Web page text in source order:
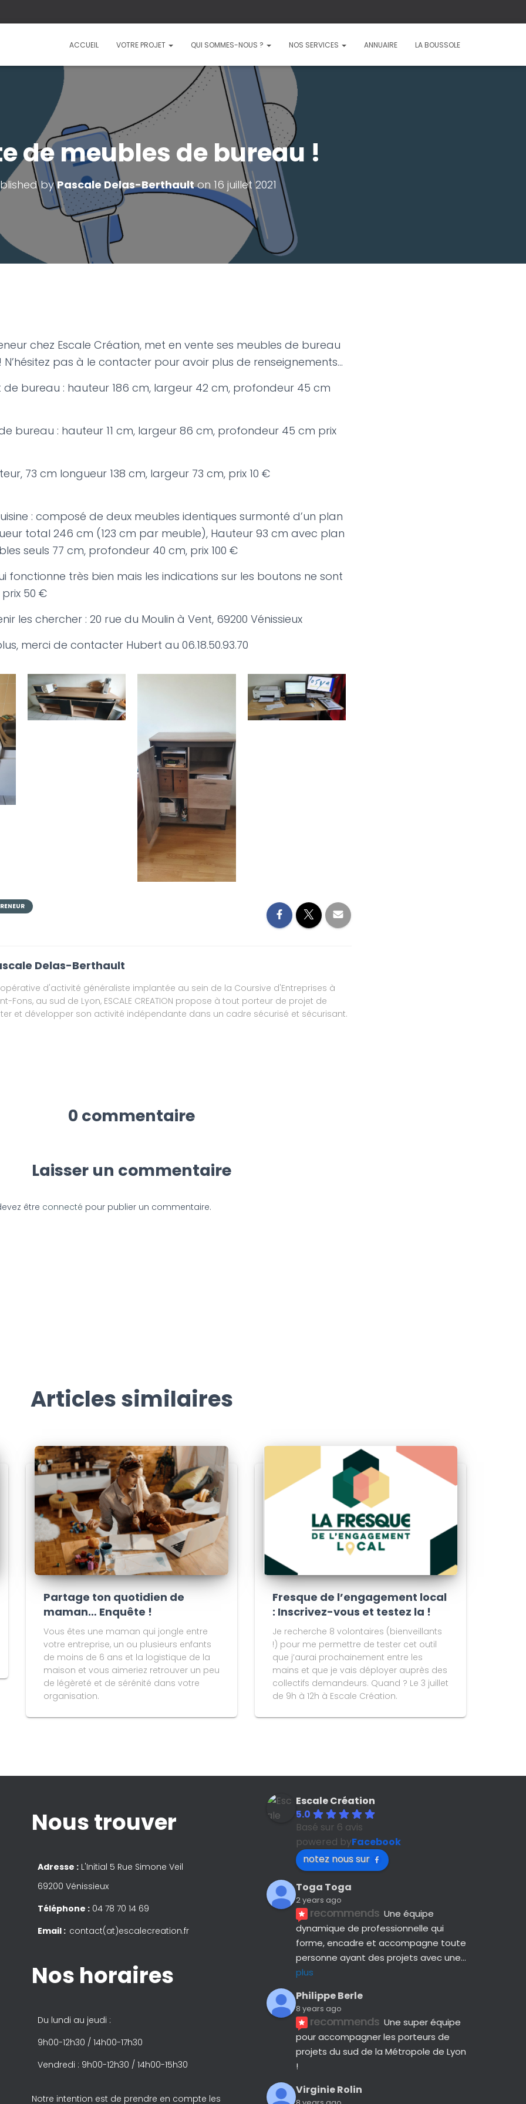
ACCUEIL VOTRE PROJET QUI SOMMES-NOUS ? NOS SERVICES ANNUAIRE LA BOUSSOLE
de meubles de bureau !
byPascale Delas-Berthaulton 16 juillet 2021
chez Escale Création, met en vente ses meubles de bureau
pas à le contacter pour avoir plus de renseignements…
bureau : hauteur 186 cm, largeur 42 cm, profondeur 45 cm
bureau : hauteur 11 cm, largeur 86 cm, profondeur 45 cm prix
73 cm longueur 138 cm, largeur 73 cm, prix 10 €
: composé de deux meubles identiques surmonté d’un plan
total 246 cm (123 cm par meuble), Hauteur 93 cm avec plan
seuls 77 cm, profondeur 40 cm, prix 100 €
fonctionne très bien mais les indications sur les boutons ne sont
prix 50 €
les chercher : 20 rue du Moulin à Vent, 69200 Vénissieux
merci de contacter Hubert au 06.18.50.93.70
Delas-Berthault
d'activité généraliste implantée au sein de la Coursive d'Entreprises à
Fons, au sud de Lyon, ESCALE CREATION propose à tout porteur de projet de
et développer son activité indépendante dans un cadre sécurisé et sécurisant.
0 commentaire
Laisser un commentaire
être connecté pour publier un commentaire.
Articles similaires
Partage ton quotidien de
maman… Enquête !
Vous êtes une maman qui jongle entre
votre entreprise, un ou plusieurs enfants
de moins de 6 ans et la logistique de la
maison et vous aimeriez retrouver un peu
de légèreté et de sérénité dans votre
organisation.
Fresque de l’engagement local
: Inscrivez-vous et testez la !
Je recherche 8 volontaires (bienveillants
!) pour me permettre de tester cet outil
que j’aurai prochainement entre les
mains et que je vais déployer auprès des
collectifs demandeurs. Quand ? Le 3 juillet
de 9h à 12h à Escale Création.
Nous trouver
Adresse : L'Initial 5 Rue Simone Veil
69200 Vénissieux
Téléphone : 04 78 70 14 69
Email : contact(at)escalecreation.fr
Nos horaires
Du lundi au jeudi :
9h00-12h30 / 14h00-17h30
Vendredi : 9h00-12h30 / 14h00-15h30
Notre intention est de prendre en compte les
Escale Création
5.0
Basé sur 6 avis
powered byFacebook
notez nous sur
Toga Toga
2 years ago
recommends Une équipe
dynamique de professionnelle qui
forme, encadre et accompagne toute
personne ayant des projets avec une
plus
Philippe Berle
8 years ago
recommends Une super équipe
pour accompagner les porteurs de
projets du sud de la Métropole de Lyon
!
Virginie Rolin